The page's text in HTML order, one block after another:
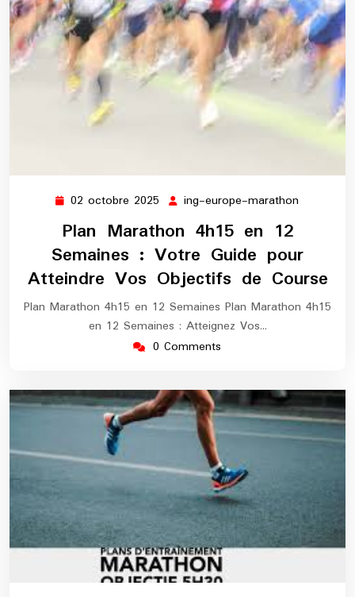
02 octobre 2025 02
octobre
2025
ing-europe-marathon
Plan Marathon 4h15 en 12
Semaines : Votre Guide pour
Atteindre Vos Objectifs de Course
Plan Marathon 4h15 en 12 Semaines Plan Marathon 4h15
en 12 Semaines : Atteignez Vos…
0 Comments